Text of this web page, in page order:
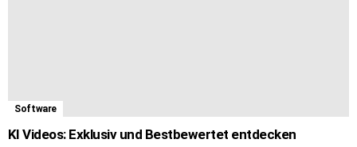
Software
KI Videos: Exklusiv und Bestbewertet entdecken